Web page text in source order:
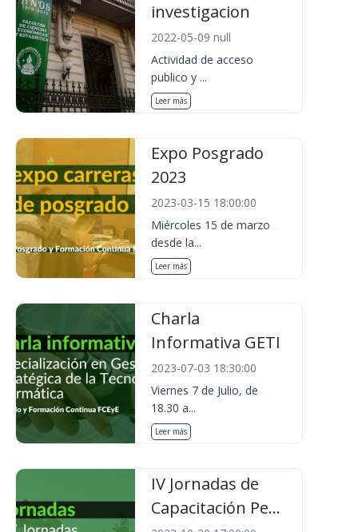
investigacion
2022-05-09 null
Actividad de acceso
publico y ...
Leer más
Expo Posgrado
2023
2023-03-15 18:00:00
Miércoles 15 de marzo
desde la...
Leer más
Charla
Informativa GETI
2023-07-03 18:30:00
Viernes 7 de Julio, de
18.30 a...
Leer más
IV Jornadas de
Capacitación Pe...